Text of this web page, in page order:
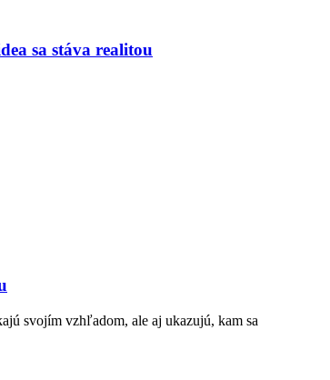
sa stáva realitou
svojím vzhľadom, ale aj ukazujú, kam sa